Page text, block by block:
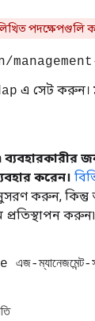
পদক্ষেপগুলি
এ সেট করুন।
করেন।
করুন, কিন্তু
প্রতিস্থাপন করুন৷